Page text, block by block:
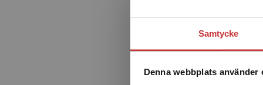
Samtycke
Denna webbplats använder